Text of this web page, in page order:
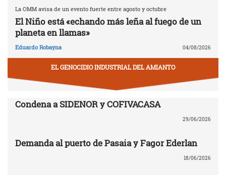
La OMM avisa de un evento fuerte entre agosto y octubre
El Niño está «echando más leña al fuego de un
planeta en llamas»
Eduardo Robayna 04/08/2026
EL GENOCIDIO INDUSTRIAL DEL AMIANTO
Condena a SIDENOR y COFIVACASA
29/06/2026
Demanda al puerto de Pasaia y Fagor Ederlan
18/06/2026